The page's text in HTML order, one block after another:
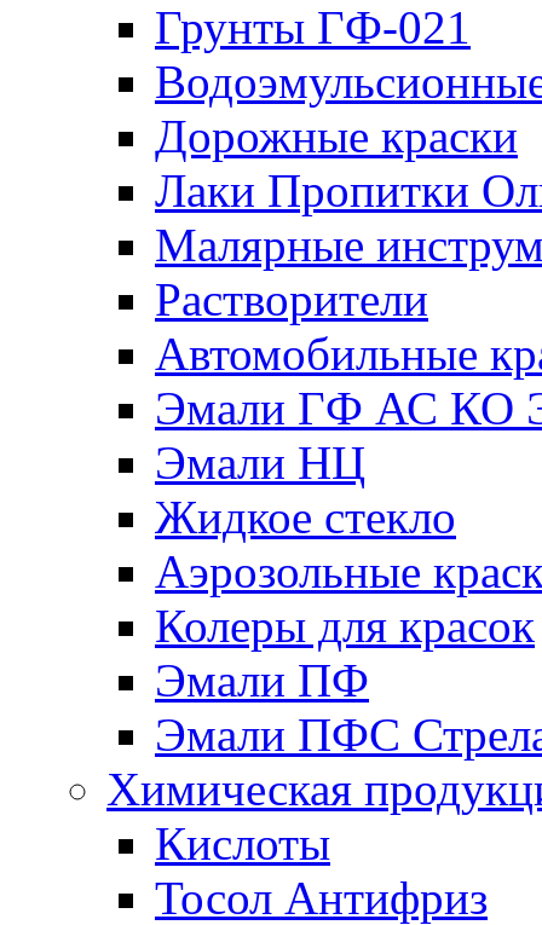
Грунты ГФ-021
Дорожные краски
Лаки Пропитки
Малярные
Растворители
Автомобильные
Эмали ГФ АС КО
Эмали НЦ
Жидкое стекло
Аэрозольные
Колеры для красок
Эмали ПФ
Эмали ПФС
Химическая
Кислоты
Тосол Антифриз